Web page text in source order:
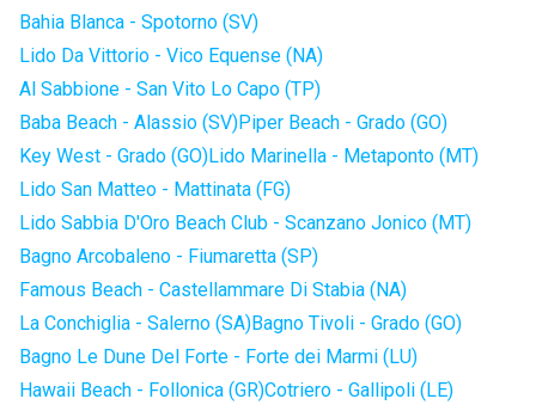
Bahia Blanca - Spotorno (SV)
Lido Da Vittorio - Vico Equense (NA)
Al Sabbione - San Vito Lo Capo (TP)
Baba Beach - Alassio (SV)Piper Beach - Grado (GO)
Key West - Grado (GO)Lido Marinella - Metaponto (MT)
Lido San Matteo - Mattinata (FG)
Lido Sabbia D'Oro Beach Club - Scanzano Jonico (MT)
Bagno Arcobaleno - Fiumaretta (SP)
Famous Beach - Castellammare Di Stabia (NA)
La Conchiglia - Salerno (SA)Bagno Tivoli - Grado (GO)
Bagno Le Dune Del Forte - Forte dei Marmi (LU)
Hawaii Beach - Follonica (GR)Cotriero - Gallipoli (LE)